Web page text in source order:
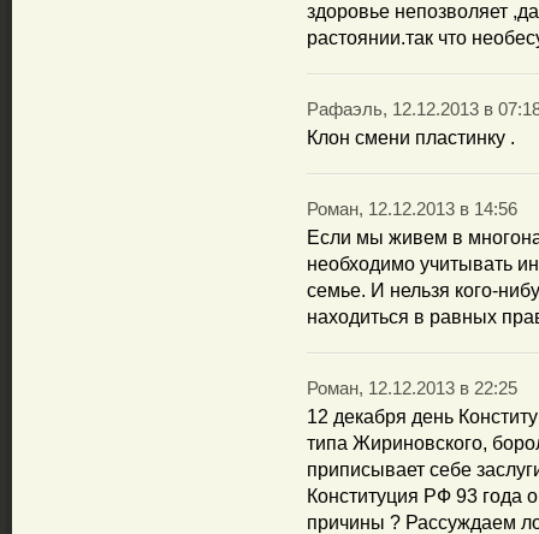
здоровье непозволяет
растоянии.так что
Рафаэль, 12.12.2013 в
Клон смени пластинку .
Роман, 12.12.2013 в 14:56
Если мы живем в
необходимо учитывать
семье. И нельзя кого-
находиться в равных
Роман, 12.12.2013 в 22:25
12 декабря день
типа Жириновского,
приписывает себе
Конституция РФ 93 года
причины ? Рассуждаем